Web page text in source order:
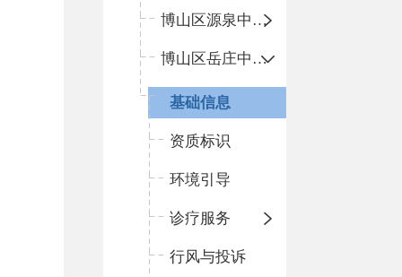
博山区源泉中心卫生院（博山区第二人民医院）
博山区岳庄中心卫生院
基础信息
资质标识
环境引导
诊疗服务
行风与投诉